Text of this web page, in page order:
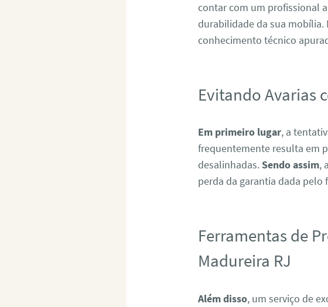
contar com um profissional
durabilidade da sua mobília.
conhecimento técnico
Evitando Avarias
Em primeiro lugar, a
frequentemente resulta em
desalinhadas. Sendo assim,
perda da garantia dada pelo
Ferramentas de
Madureira RJ
Além disso, um serviço de